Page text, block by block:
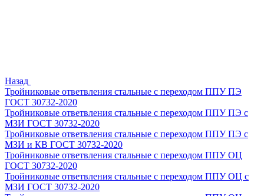
Назад
Тройниковые ответвления стальные с переходом ППУ ПЭ
ГОСТ 30732-2020
Тройниковые ответвления стальные с переходом ППУ ПЭ с
МЗИ ГОСТ 30732-2020
Тройниковые ответвления стальные с переходом ППУ ПЭ с
МЗИ и КВ ГОСТ 30732-2020
Тройниковые ответвления стальные с переходом ППУ ОЦ
ГОСТ 30732-2020
Тройниковые ответвления стальные с переходом ППУ ОЦ с
МЗИ ГОСТ 30732-2020